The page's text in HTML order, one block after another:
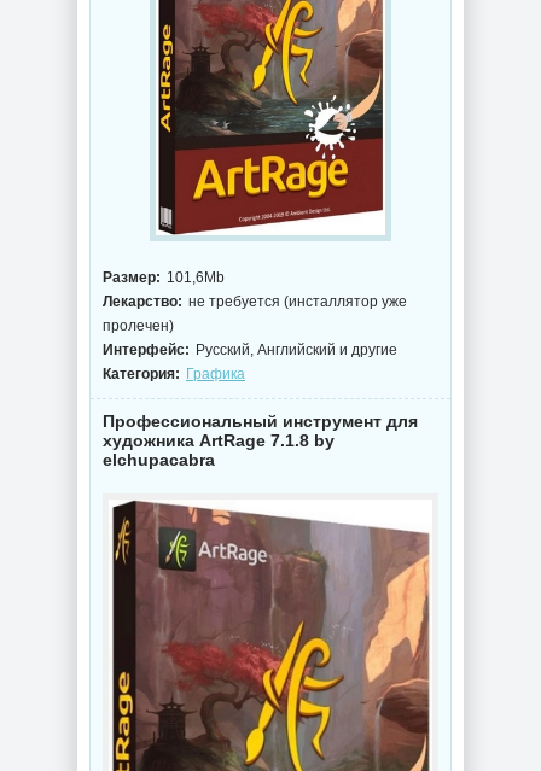
Размер: 101,6Mb
Лекарство: не требуется (инсталлятор уже
пролечен)
Интерфейс: Русский, Английский и другие
Категория: Графика
Профессиональный инструмент для
художника ArtRage 7.1.8 by
elchupacabra